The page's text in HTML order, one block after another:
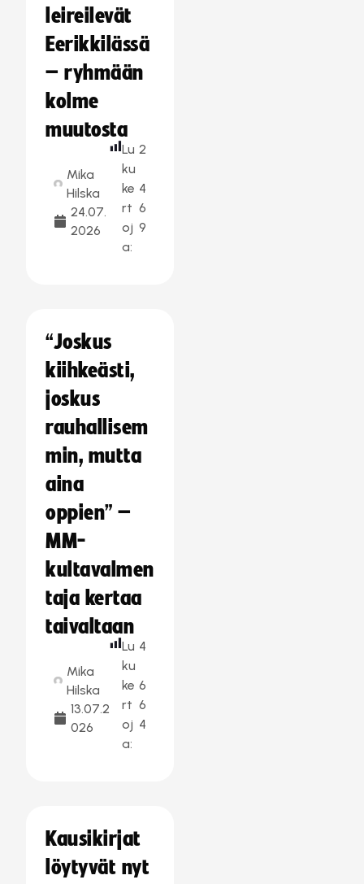
leireilevät
Eerikkilässä
– ryhmään
kolme
muutosta
Mika
Hilska
24.07.
2026
Lu
ku
ke
rt
oj
a:
2
4
6
9
“Joskus
kiihkeästi,
joskus
rauhallisem
min, mutta
aina
oppien” –
MM-
kultavalmen
taja kertaa
taivaltaan
Mika
Hilska
13.07.2
026
Lu
ku
ke
rt
oj
a:
4
6
6
4
Kausikirjat
löytyvät nyt